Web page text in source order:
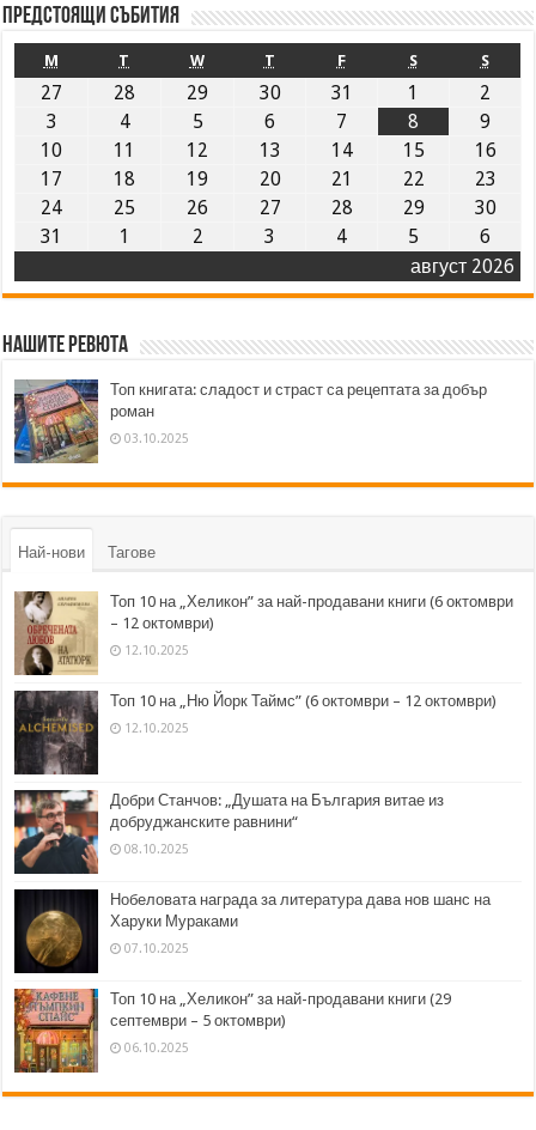
Предстоящи събития
август 2026
M T W T F S S
27 28 29 30 31 1
2
3
4 5 6 7 8
9
10
11 12 13 14 15
16
17
18 19 20 21 22
23
24
25 26 27 28 29
30
31
1 2 3 4 5 6
Нашите ревюта
Топ книгата: сладост и страст са рецептата за добър
роман
03.10.2025
Най-нови Тагове
Топ 10 на „Хеликон” за най-продавани книги (6 октомври
– 12 октомври)
12.10.2025
Топ 10 на „Ню Йорк Таймс” (6 октомври – 12 октомври)
12.10.2025
Добри Станчов: „Душата на България витае из
добруджанските равнини“
08.10.2025
Нобеловата награда за литература дава нов шанс на
Харуки Мураками
07.10.2025
Топ 10 на „Хеликон” за най-продавани книги (29
септември – 5 октомври)
06.10.2025